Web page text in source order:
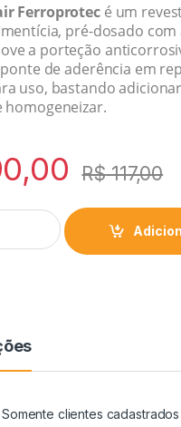
Ferroprotec é um
pré-dosado
a porteção
de aderência em
uso, bastando
homogeneizar.
R$117,00
Somente clientes